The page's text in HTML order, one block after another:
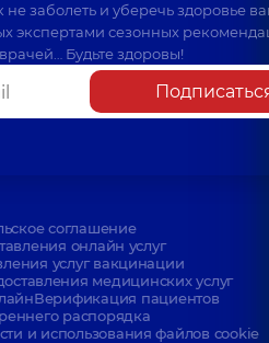
заболеть и уберечь здоровье
экспертами сезонных
Будьте здоровы!
соглашение
онлайн услуг
услуг вакцинации
медицинских услуг
Верификация пациентов
распорядка
и использования файлов cookie